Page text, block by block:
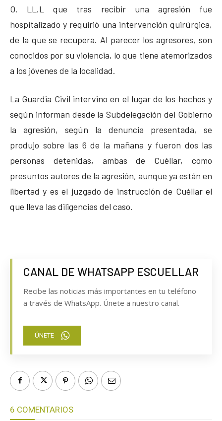
O. LL.L que tras recibir una agresión fue
hospitalizado y requirió una intervención quirúrgica,
de la que se recupera. Al parecer los agresores, son
conocidos por su violencia, lo que tiene atemorizados
a los jóvenes de la localidad.
La Guardia Civil intervino en el lugar de los hechos y
según informan desde la Subdelegación del Gobierno
la agresión, según la denuncia presentada, se
produjo sobre las 6 de la mañana y fueron dos las
personas detenidas, ambas de Cuéllar, como
presuntos autores de la agresión, aunque ya están en
libertad y es el juzgado de instrucción de Cuéllar el
que lleva las diligencias del caso.
CANAL DE WHATSAPP ESCUELLAR
Recibe las noticias más importantes en tu teléfono
a través de WhatsApp. Únete a nuestro canal.
ÚNETE
6 COMENTARIOS